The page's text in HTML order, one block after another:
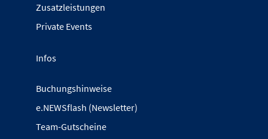
Zusatzleistungen
Private Events
Infos
Buchungshinweise
e.NEWSflash (Newsletter)
Team-Gutscheine